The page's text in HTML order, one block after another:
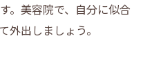
。美容院で、自分に似合
外出しましょう。